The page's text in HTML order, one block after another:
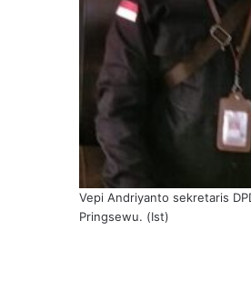
Vepi Andriyanto sekretaris
Pringsewu. (Ist)